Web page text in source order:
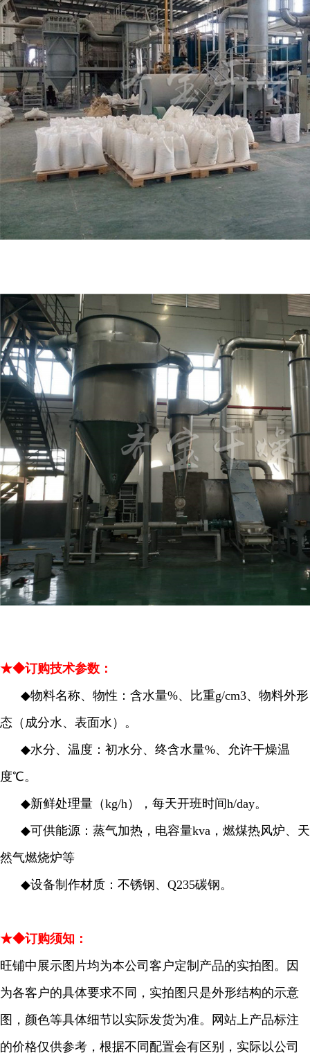
★◆订购技术参数：
◆物料名称、物性：含水量%、比重g/cm3、物料外形
态（成分水、表面水）。
◆水分、温度：初水分、终含水量%、允许干燥温
度℃。
◆新鲜处理量（kg/h），每天开班时间h/day。
◆可供能源：蒸气加热，电容量kva，燃煤热风炉、天
然气燃烧炉等
◆设备制作材质：不锈钢、Q235碳钢。
★◆订购须知：
旺铺中展示图片均为本公司客户定制产品的实拍图。因
为各客户的具体要求不同，实拍图只是外形结构的示意
图，颜色等具体细节以实际发货为准。网站上产品标注
的价格仅供参考，根据不同配置会有区别，实际以公司